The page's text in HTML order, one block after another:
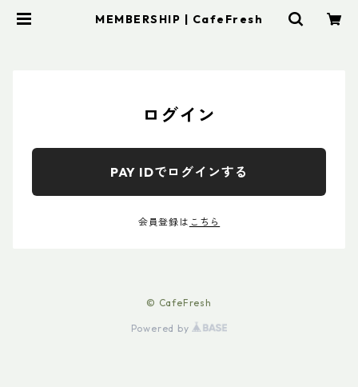
MEMBERSHIP | CafeFresh
ログイン
PAY IDでログインする
会員登録は こちら
© CafeFresh
Powered by